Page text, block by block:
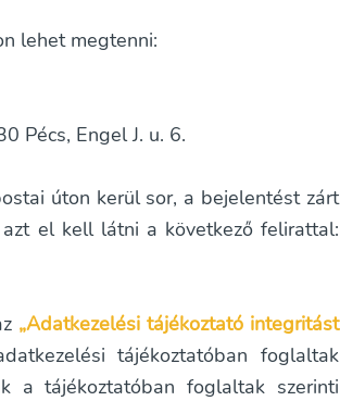
lehet megtenni:
Pécs, Engel J. u. 6.
úton kerül sor, a bejelentést zárt
el kell látni a következő felirattal:
„Adatkezelési tájékoztató integritást
tájékoztatóban foglaltak
a tájékoztatóban foglaltak szerinti